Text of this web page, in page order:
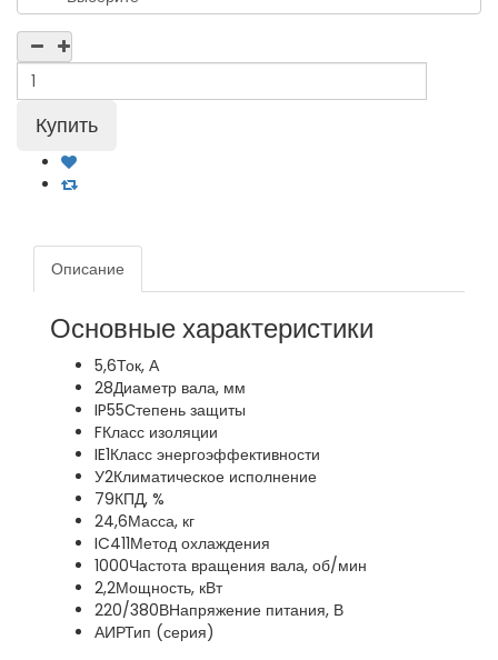
Описание
Основные характеристики
5,6Ток, А
28Диаметр вала, мм
IP55Степень защиты
FКласс изоляции
IE1Класс энергоэффективности
У2Климатическое исполнение
79КПД, %
24,6Масса, кг
IC411Метод охлаждения
1000Частота вращения вала, об/мин
2,2Мощность, кВт
220/380ВНапряжение питания, В
АИРТип (серия)